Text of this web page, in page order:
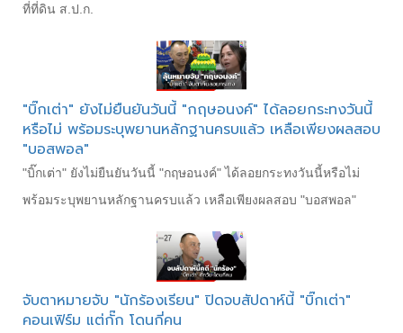
ที่ที่ดิน ส.ป.ก.
"บิ๊กเต่า" ยังไม่ยืนยันวันนี้ "กฤษอนงค์" ได้ลอยกระทงวันนี้
หรือไม่ พร้อมระบุพยานหลักฐานครบแล้ว เหลือเพียงผลสอบ
"บอสพอล"
"บิ๊กเต่า" ยังไม่ยืนยันวันนี้ "กฤษอนงค์" ได้ลอยกระทงวันนี้หรือไม่
พร้อมระบุพยานหลักฐานครบแล้ว เหลือเพียงผลสอบ "บอสพอล"
จับตาหมายจับ "นักร้องเรียน" ปิดจบสัปดาห์นี้ "บิ๊กเต่า"
คอนเฟิร์ม แต่กั๊ก โดนกี่คน